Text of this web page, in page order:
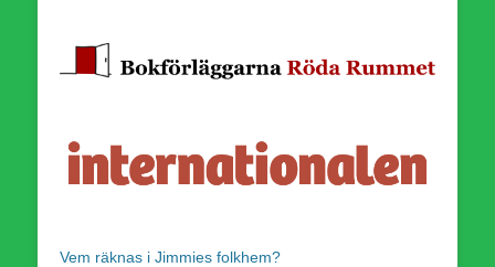
Vem räknas i Jimmies folkhem?